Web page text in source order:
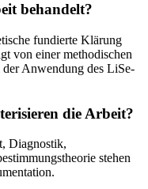
behandelt?
fundierte Klärung
von einer methodischen
Anwendung des LiSe-
die Arbeit?
Diagnostik,
stehen